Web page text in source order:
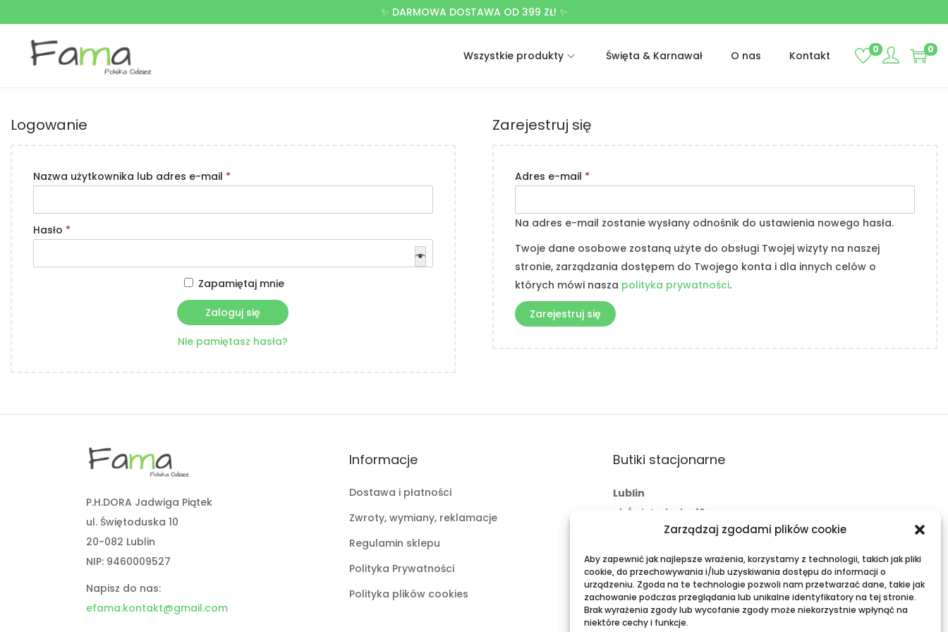
Zarządzaj zgodami plików cookie
Aby zapewnić jak najlepsze wrażenia, korzystamy z technologii, takich jak pliki
cookie, do przechowywania i/lub uzyskiwania dostępu do informacji o
urządzeniu. Zgoda na te technologie pozwoli nam przetwarzać dane, takie jak
zachowanie podczas przeglądania lub unikalne identyfikatory na tej stronie.
Brak wyrażenia zgody lub wycofanie zgody może niekorzystnie wpłynąć na
niektóre cechy i funkcje.
✨ DARMOWA DOSTAWA OD 399 ZŁ! ✨
Wszystkie produkty Święta & Karnawał O nas Kontakt 0 0
Logowanie
Nazwa użytkownika lub adres e-mail *
Hasło *
Zapamiętaj mnie
Zaloguj się
Nie pamiętasz hasła?
Zarejestruj się
Adres e-mail *
Na adres e-mail zostanie wysłany odnośnik do ustawienia nowego hasła.
Twoje dane osobowe zostaną użyte do obsługi Twojej wizyty na naszej
stronie, zarządzania dostępem do Twojego konta i dla innych celów o
których mówi nasza polityka prywatności.
Zarejestruj się
P.H.DORA Jadwiga Piątek
ul. Świętoduska 10
20-082 Lublin
NIP: 9460009527
Napisz do nas:
efama.kontakt@gmail.com
Informacje
Dostawa i płatności
Zwroty, wymiany, reklamacje
Regulamin sklepu
Polityka Prywatności
Polityka plików cookies
Butiki stacjonarne
Lublin
ul. Świętoduska 10
fama.lublin@op.pl
+48 601 525 423
Puławy
Galeria Zielona, ul. Lubelska 2
mail:fama.pulawy@op.pl